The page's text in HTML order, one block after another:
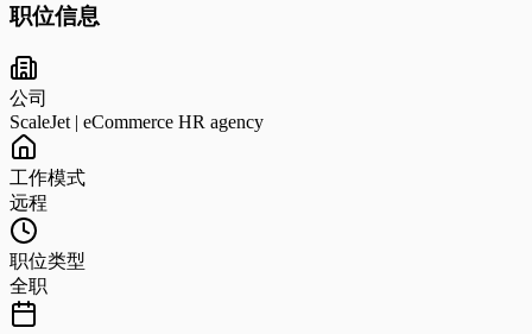
职位信息
公司
ScaleJet | eCommerce HR agency
工作模式
远程
职位类型
全职